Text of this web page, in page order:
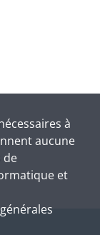
à
aucune
de
et